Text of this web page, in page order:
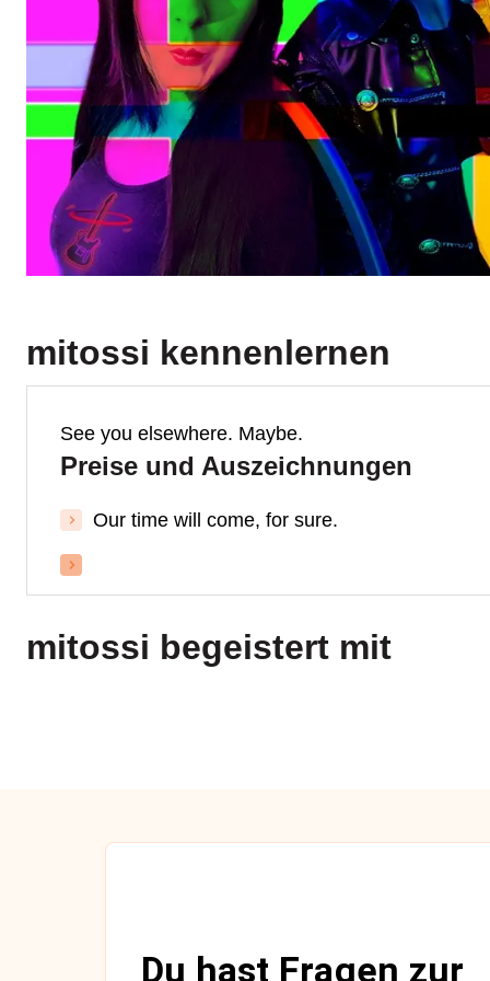
mitossi kennenlernen
See you elsewhere. Maybe.
Preise und Auszeichnungen
Our time will come, for sure.
mitossi begeistert mit
Du hast Fragen zur